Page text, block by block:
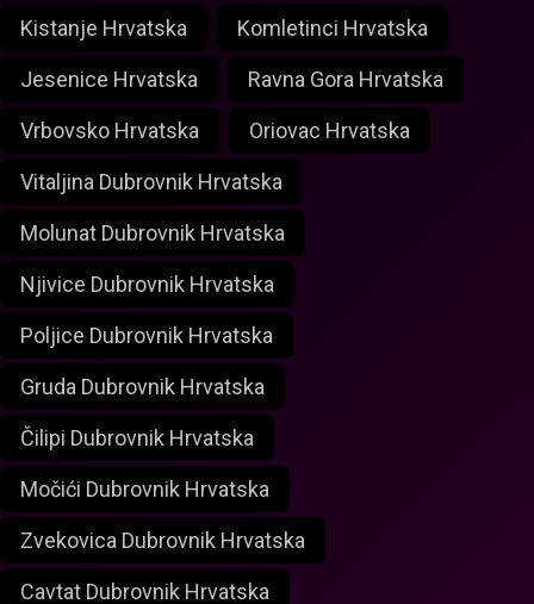
Kistanje Hrvatska Komletinci Hrvatska
Jesenice Hrvatska Ravna Gora Hrvatska
Vrbovsko Hrvatska Oriovac Hrvatska
Vitaljina Dubrovnik Hrvatska
Molunat Dubrovnik Hrvatska
Njivice Dubrovnik Hrvatska
Poljice Dubrovnik Hrvatska
Gruda Dubrovnik Hrvatska
Čilipi Dubrovnik Hrvatska
Močići Dubrovnik Hrvatska
Zvekovica Dubrovnik Hrvatska
Cavtat Dubrovnik Hrvatska